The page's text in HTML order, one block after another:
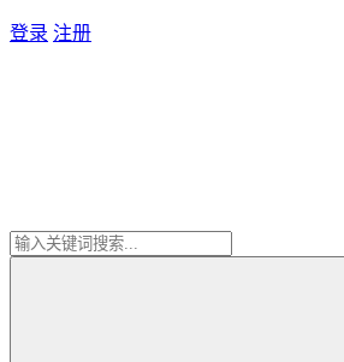
登录 注册